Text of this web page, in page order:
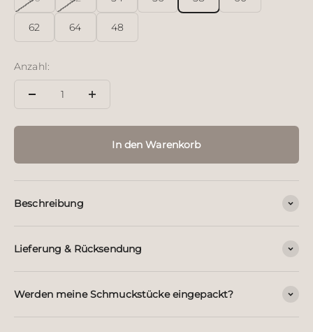
62 64 48
Anzahl:
In den Warenkorb
Beschreibung
Lieferung & Rücksendung
Werden meine Schmuckstücke eingepackt?